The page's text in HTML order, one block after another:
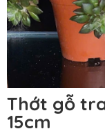
Thớt gỗ
15cm